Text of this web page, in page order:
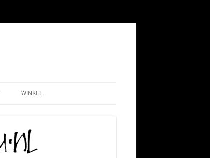
WINKEL
MIJN ACCOUNT
CONTRIBUTIE HKN